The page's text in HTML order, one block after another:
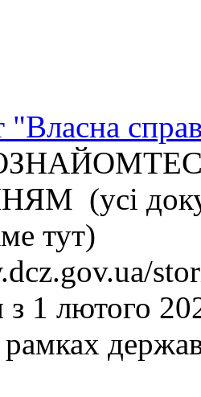
"Власна
(усі
тут)
1 лютого
рамках